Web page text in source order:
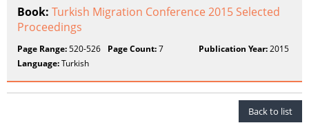
Book: Turkish Migration Conference 2015 Selected
Proceedings
Page Range:520-526 Page Count:7 Publication Year:2015
Language:Turkish
Back to list